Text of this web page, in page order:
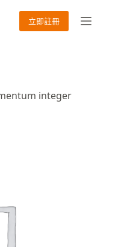
立即註冊
integer